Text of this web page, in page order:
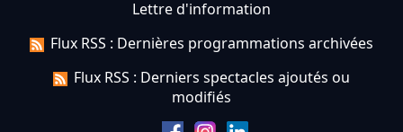
Lettre d'information
Flux RSS : Dernières programmations archivées
Flux RSS : Derniers spectacles ajoutés ou
modifiés